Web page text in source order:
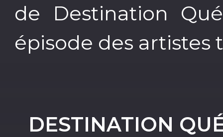
de Destination
épisode des
DESTINATION